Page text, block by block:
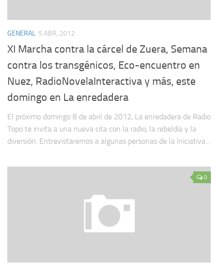
GENERAL 5 ABR, 2012
XI Marcha contra la cárcel de Zuera, Semana
contra los transgénicos, Eco-encuentro en
Nuez, RadioNovelaInteractiva y más, este
domingo en La enredadera
El próximo domingo 8 de abril de 2012, La enredadera de Radio
Topo te invita a una nueva cita con la radio, la rebeldía y la
diversión. Entrevistaremos a algunas personas de la Iniciativa...
0